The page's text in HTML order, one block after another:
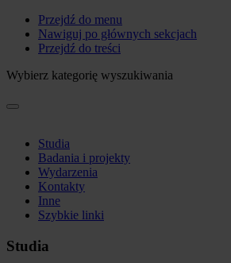
Przejdź do menu
Nawiguj po głównych sekcjach
Przejdź do treści
Wybierz kategorię wyszukiwania
Studia
Badania i projekty
Wydarzenia
Kontakty
Inne
Szybkie linki
Studia